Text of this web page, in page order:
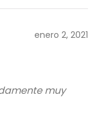
enero 2, 2021
muy